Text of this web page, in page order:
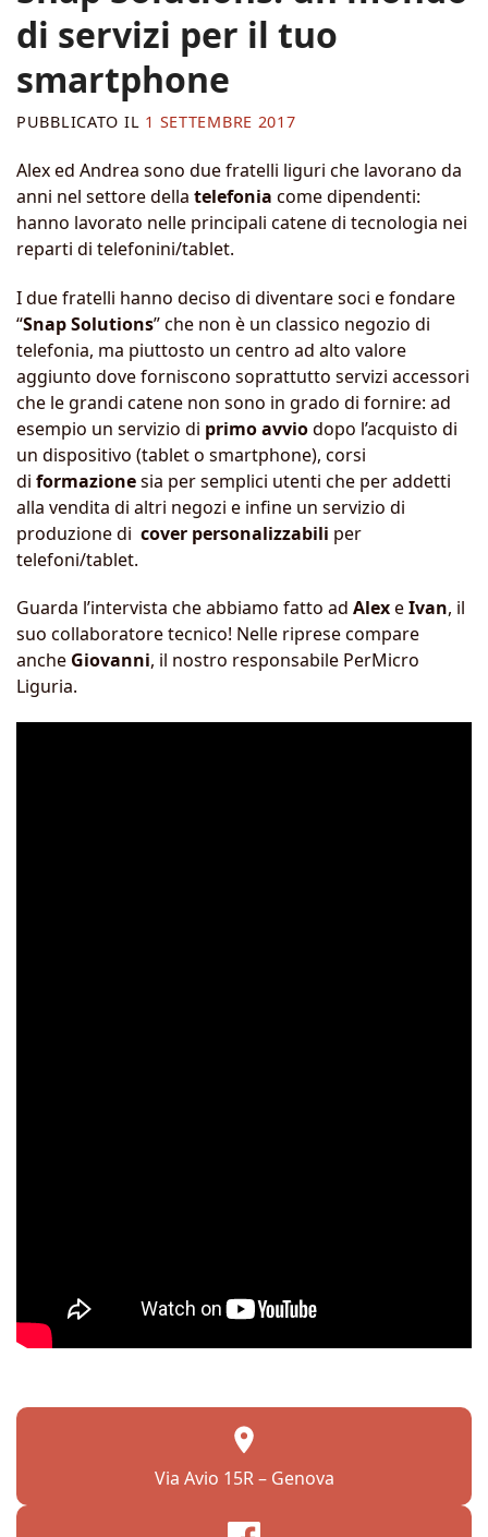
di servizi per il tuo
smartphone
PUBBLICATO IL 1 SETTEMBRE 2017
Alex ed Andrea sono due fratelli liguri che lavorano da
anni nel settore della telefonia come dipendenti:
hanno lavorato nelle principali catene di tecnologia nei
reparti di telefonini/tablet.
I due fratelli hanno deciso di diventare soci e fondare
“Snap Solutions” che non è un classico negozio di
telefonia, ma piuttosto un centro ad alto valore
aggiunto dove forniscono soprattutto servizi accessori
che le grandi catene non sono in grado di fornire: ad
esempio un servizio di primo avviodopo l’acquisto di
un dispositivo (tablet o smartphone), corsi
di formazionesia per semplici utenti che per addetti
alla vendita di altri negozi e infine un servizio di
produzione di cover personalizzabili per
telefoni/tablet.
Guarda l’intervista che abbiamo fatto ad AlexeIvan, il
suo collaboratore tecnico! Nelle riprese compare
anche Giovanni, il nostro responsabile PerMicro
Liguria.
Via Avio 15R – Genova